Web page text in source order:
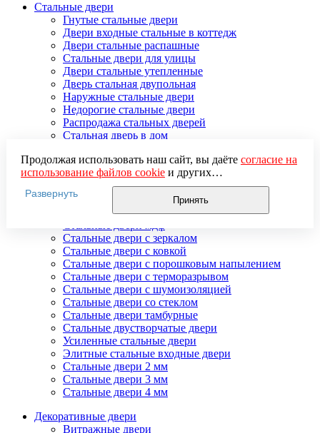
Стальные двери
Гнутые стальные двери
Двери входные стальные в коттедж
Двери стальные распашные
Стальные двери для улицы
Двери стальные утепленные
Дверь стальная двупольная
Наружные стальные двери
Недорогие стальные двери
Распродажа стальных дверей
Стальная дверь в дом
Стальные взломостойкие двери
Стальные входные двери в квартиру
Стальные двери в подъезд
Стальные двери внутреннего открывания
Стальные двери массив
Стальные двери с зеркалом
Стальные двери с ковкой
Стальные двери с порошковым напылением
Стальные двери с терморазрывом
Стальные двери с шумоизоляцией
Стальные двери со стеклом
Стальные двери тамбурные
Стальные двустворчатые двери
Усиленные стальные двери
Элитные стальные входные двери
Стальные двери 2 мм
Стальные двери 3 мм
Стальные двери 4 мм
Декоративные двери
Витражные двери
Продолжая использовать наш сайт, вы даёте согласие на
использование файлов cookieи других
пользовательских данных (включая IP-адрес, сведения о
местоположении, устройстве, действиях на сайте и т. п.)
для функционирования сайта, проведения
использования систем аналитики (например,
Яндекс.Метрика), в соответствии с нашей
обработки персональных данных.
Если вы не хотите, чтобы ваши данные обрабатывались,
настройте ограничения в браузере или покиньте сайт.
Развернуть
Принять